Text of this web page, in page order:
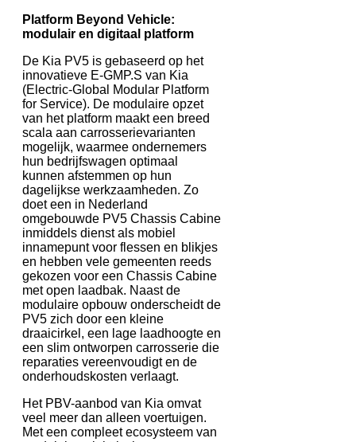
Platform Beyond Vehicle:
modulair en digitaal platform
De Kia PV5 is gebaseerd op het
innovatieve E-GMP.S van Kia
(Electric-Global Modular Platform
for Service). De modulaire opzet
van het platform maakt een breed
scala aan carrosserievarianten
mogelijk, waarmee ondernemers
hun bedrijfswagen optimaal
kunnen afstemmen op hun
dagelijkse werkzaamheden. Zo
doet een in Nederland
omgebouwde PV5 Chassis Cabine
inmiddels dienst als mobiel
innamepunt voor flessen en blikjes
en hebben vele gemeenten reeds
gekozen voor een Chassis Cabine
met open laadbak. Naast de
modulaire opbouw onderscheidt de
PV5 zich door een kleine
draaicirkel, een lage laadhoogte en
een slim ontworpen carrosserie die
reparaties vereenvoudigt en de
onderhoudskosten verlaagt.
Het PBV-aanbod van Kia omvat
veel meer dan alleen voertuigen.
Met een compleet ecosysteem van